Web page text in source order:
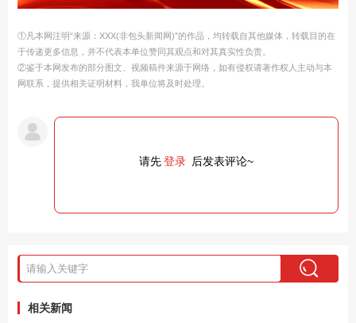
①凡本网注明“来源：XXX(非包头新闻网)”的作品，均转载自其他媒体，转载目的在
于传递更多信息，并不代表本单位赞同其观点和对其真实性负责。
②鉴于本网发布的部分图文、视频稿件来源于网络，如有侵权请著作权人主动与本
网联系，提供相关证明材料，我单位将及时处理。
请先登录 后发表评论~
相关新闻